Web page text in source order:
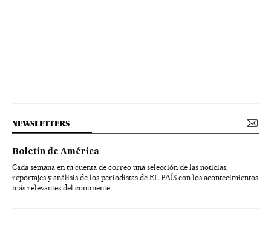
NEWSLETTERS
Boletín de América
Cada semana en tu cuenta de correo una selección de las noticias,
reportajes y análisis de los periodistas de EL PAÍS con los acontecimientos
más relevantes del continente.